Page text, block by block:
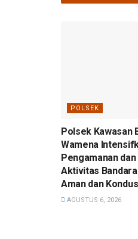
POLSEK
Polsek Kawasan
Wamena
Pengamanan
Aktivitas
Aman dan
AGUSTUS 6, 2026